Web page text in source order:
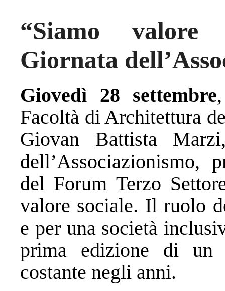
“Siamo
Giornata
Giovedì 28 settembre
Facoltà di Architettura
Giovan Battista
dell’Associazionismo,
del Forum Terzo
valore sociale. Il ruolo
e per una società
prima edizione di un
costante negli anni.